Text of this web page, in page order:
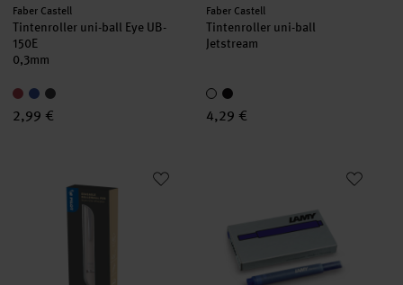
Hersteller:
Faber Castell
Tintenroller uni-ball Eye UB-
150E
0,3mm
2,99 €
Hersteller:
Faber Castell
Tintenroller uni-ball
Jetstream
4,29 €
FriXion Zone Tintenroller Großraum-Tintenpatrone